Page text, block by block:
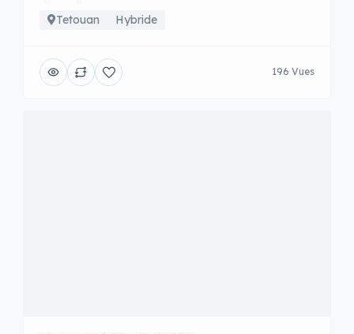
Tetouan Hybride
196 Vues